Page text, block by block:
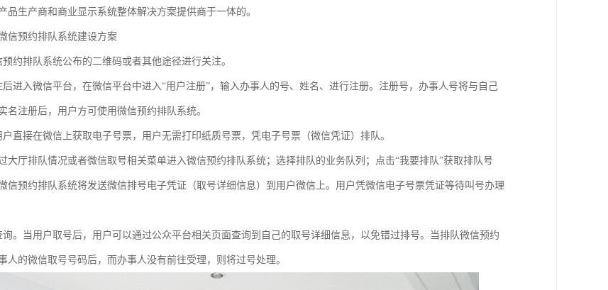
品生产商和商业显示系统整体解决方案提供商于一体的。
信预约排队系统建设方案
约排队系统公布的二维码或者其他途径进行关注。
进入微信平台，在微信平台中进入“用户注册”，输入办事人的号、姓名、进行注册。注册号，办事人号将与自己
名注册后，用户方可使用微信预约排队系统。
直接在微信上获取电子号票，用户无需打印纸质号票，凭电子号票（微信凭证）排队。
大厅排队情况或者微信取号相关菜单进入微信预约排队系统；选择排队的业务队列；点击“我要排队”获取排队号
信预约排队系统将发送微信排号电子凭证（取号详细信息）到用户微信上。用户凭微信电子号票凭证等待叫号办理
。当用户取号后，用户可以通过公众平台相关页面查询到自己的取号详细信息，以免错过排号。当排队微信预约
人的微信取号号码后，而办事人没有前往受理，则将过号处理。